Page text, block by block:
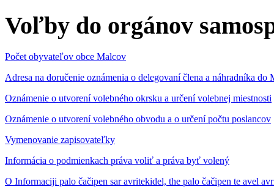
Voľby do orgánov
Počet obyvateľov obce Malcov
Adresa na doručenie oznámenia o delegovaní člena a náhradníka
Oznámenie o utvorení volebného okrsku a určení volebnej miestnosti
Oznámenie o utvorení volebného obvodu a o určení počtu poslancov
Vymenovanie zapisovateľky
Informácia o podmienkach práva voliť a práva byť volený
O Informaciji palo čačipen sar avritekidel, the palo čačipen te avel